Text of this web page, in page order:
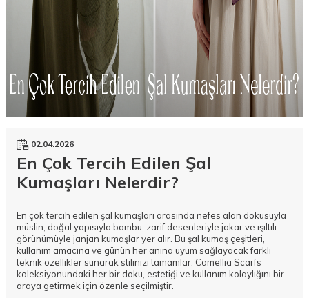
02.04.2026
En Çok Tercih Edilen Şal
Kumaşları Nelerdir?
En çok tercih edilen şal kumaşları arasında nefes alan dokusuyla
müslin, doğal yapısıyla bambu, zarif desenleriyle jakar ve ışıltılı
görünümüyle janjan kumaşlar yer alır. Bu şal kumaş çeşitleri,
kullanım amacına ve günün her anına uyum sağlayacak farklı
teknik özellikler sunarak stilinizi tamamlar. Camellia Scarfs
koleksiyonundaki her bir doku, estetiği ve kullanım kolaylığını bir
araya getirmek için özenle seçilmiştir.